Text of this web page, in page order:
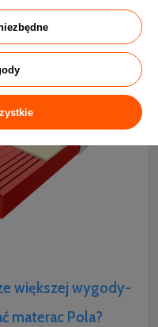
większej wygody-
materac Pola?